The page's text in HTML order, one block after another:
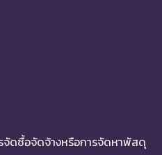
จัดซื้อจัดจ้างหรือการจัดหาพัสดุ